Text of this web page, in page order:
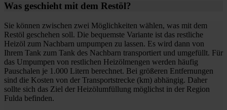
Was geschieht mit dem Restöl?
Sie können zwischen zwei Möglichkeiten wählen, was mit dem
Restöl geschehen soll. Die bequemste Variante ist das restliche
Heizöl zum Nachbarn umpumpen zu lassen. Es wird dann von
Ihrem Tank zum Tank des Nachbarn transportiert und umgefüllt. Für
das Umpumpen von restlichen Heizölmengen werden häufig
Pauschalen je 1.000 Litern berechnet. Bei größeren Entfernungen
sind die Kosten von der Transportstrecke (km) abhängig. Daher
sollte sich das Ziel der Heizölumfüllung möglichst in der Region
Fulda befinden.